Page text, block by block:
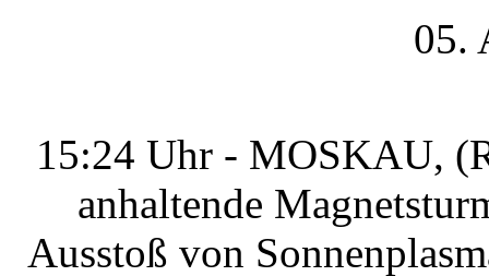
05.
15:24 Uhr - MOSKAU,
anhaltende
Ausstoß von